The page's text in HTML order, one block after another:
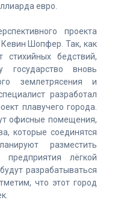
евро.
проекта
Шопфер. Так, как
стихийных бедствий,
вновь
землетрясения и
разработал
плавучего города.
офисные помещения,
которые соединятся
разместить
предприятия лёгкой
разрабатываться
что этот город